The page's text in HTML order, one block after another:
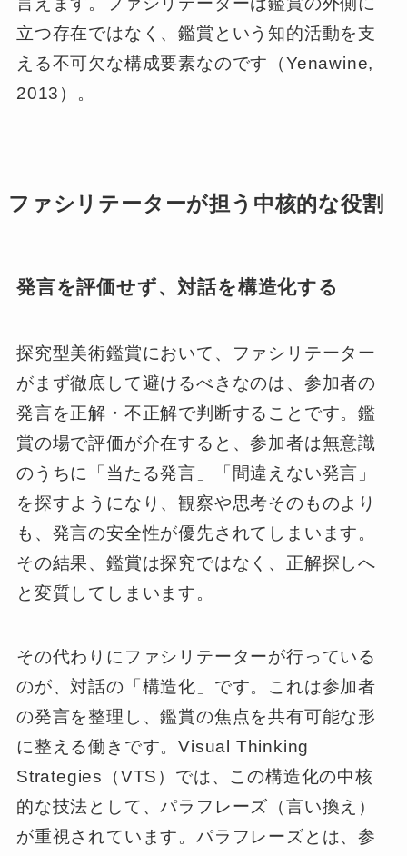
立つ存在ではなく、鑑賞という知的活動を支
える不可欠な構成要素なのです（Yenawine,
2013）。
ファシリテーターが担う中核的な役割
発言を評価せず、対話を構造化する
探究型美術鑑賞において、ファシリテーター
がまず徹底して避けるべきなのは、参加者の
発言を正解・不正解で判断することです。鑑
賞の場で評価が介在すると、参加者は無意識
のうちに「当たる発言」「間違えない発言」
を探すようになり、観察や思考そのものより
も、発言の安全性が優先されてしまいます。
その結果、鑑賞は探究ではなく、正解探しへ
と変質してしまいます。
その代わりにファシリテーターが行っている
のが、対話の「構造化」です。これは参加者
の発言を整理し、鑑賞の焦点を共有可能な形
に整える働きです。Visual Thinking
Strategies（VTS）では、この構造化の中核
的な技法として、パラフレーズ（言い換え）
が重視されています。パラフレーズとは、参